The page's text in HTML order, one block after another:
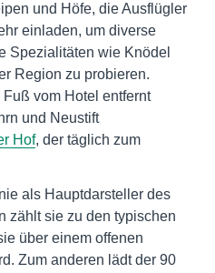
und Höfe, die Ausflügler
einladen, um diverse
Spezialitäten wie Knödel
Region zu probieren.
vom Hotel entfernt
und Neustift
Hof, der täglich zum
als Hauptdarsteller des
zählt sie zu den typischen
über einem offenen
Zum anderen lädt der 90